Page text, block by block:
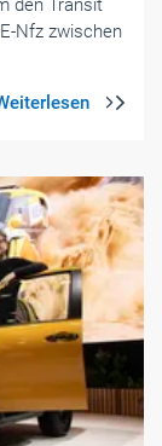
den Transit
Nfz zwischen